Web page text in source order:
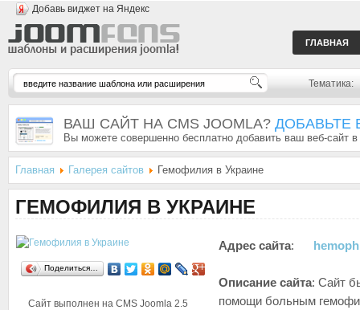
Добавь виджет на Яндекс
ГЛАВНАЯ
Тематика:
ВАШ САЙТ НА CMS JOOMLA? ДОБАВЬТЕ
Вы можете совершенно бесплатно добавить ваш веб-сайт
Главная Галерея сайтов Гемофилия в Украине
ГЕМОФИЛИЯ В УКРАИНЕ
Поделиться…
Сайт выполнен на CMS Joomla 2.5
Адрес сайта:
Описание сайта: Сайт
помощи больным